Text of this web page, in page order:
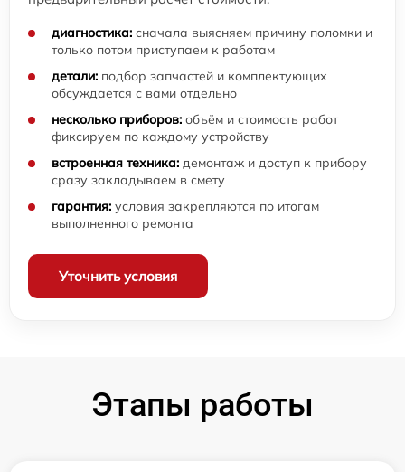
диагностика: сначала выясняем причину поломки и
только потом приступаем к работам
детали: подбор запчастей и комплектующих
обсуждается с вами отдельно
несколько приборов: объём и стоимость работ
фиксируем по каждому устройству
встроенная техника: демонтаж и доступ к прибору
сразу закладываем в смету
гарантия: условия закрепляются по итогам
выполненного ремонта
Уточнить условия
Этапы работы